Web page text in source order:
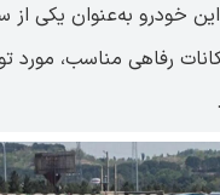
خودرو به‌عنوان یکی از
رفاهی مناسب، مورد